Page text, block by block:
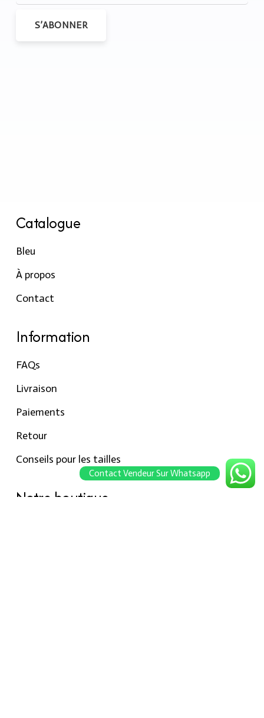
S’ABONNER
Catalogue
Bleu
À propos
Contact
Information
FAQs
Livraison
Paiements
Retour
Conseils pour les tailles
Notre boutique
Contact Vendeur Sur Whatsapp